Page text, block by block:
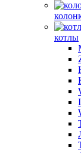
котлы